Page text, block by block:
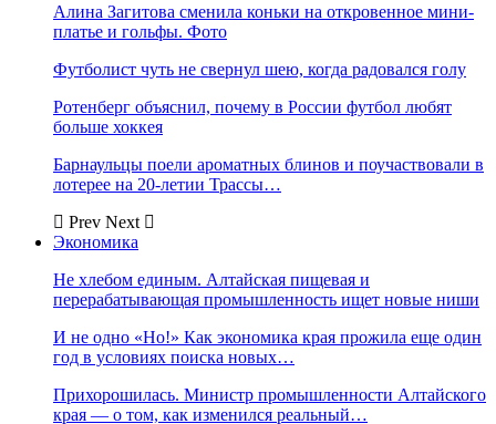
Алина Загитова сменила коньки на откровенное мини-
платье и гольфы. Фото
Футболист чуть не свернул шею, когда радовался голу
Ротенберг объяснил, почему в России футбол любят
больше хоккея
Барнаульцы поели ароматных блинов и поучаствовали в
лотерее на 20-летии Трассы…
Prev Next
Экономика
Не хлебом единым. Алтайская пищевая и
перерабатывающая промышленность ищет новые ниши
И не одно «Но!» Как экономика края прожила еще один
год в условиях поиска новых…
Прихорошилась. Министр промышленности Алтайского
края — о том, как изменился реальный…